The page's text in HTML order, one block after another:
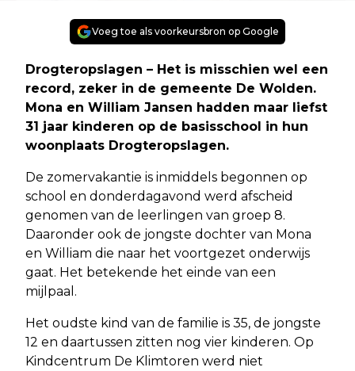
Voeg toe als voorkeursbron op Google
Drogteropslagen – Het is misschien wel een
record, zeker in de gemeente De Wolden.
Mona en William Jansen hadden maar liefst
31 jaar kinderen op de basisschool in hun
woonplaats Drogteropslagen.
De zomervakantie is inmiddels begonnen op
school en donderdagavond werd afscheid
genomen van de leerlingen van groep 8.
Daaronder ook de jongste dochter van Mona
en William die naar het voortgezet onderwijs
gaat. Het betekende het einde van een
mijlpaal.
Het oudste kind van de familie is 35, de jongste
12 en daartussen zitten nog vier kinderen. Op
Kindcentrum De Klimtoren werd niet